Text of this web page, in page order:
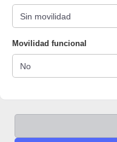
Movilidad funcional